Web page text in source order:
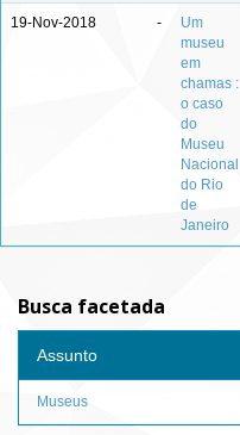
19-Nov-2018 -
Um
museu
em
chamas :
o caso
do
Museu
Nacional
do Rio
de
Janeiro
Busca facetada
Assunto
Museus